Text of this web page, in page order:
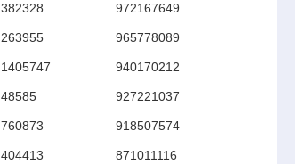
382328 972167649
263955 965778089
1405747 940170212
48585 927221037
760873 918507574
404413 871011116